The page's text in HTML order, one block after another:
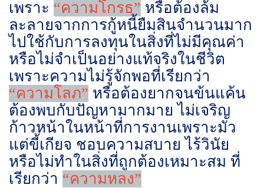
เพราะ “ความโกรธ” หรือต้องล้ม
ละลายจากการกู้หนี้ยืมสินจำนวนมาก
ไปใช้กับการลงทุนในสิ่งที่ไม่มีคุณค่า
หรือไม่จำเป็นอย่างแท้จริงในชีวิต
เพราะความไม่รู้จักพอที่เรียกว่า
“ความโลภ” หรือต้องยากจนข้นแค้น
ต้องพบกับปัญหามากมาย ไม่เจริญ
ก้าวหน้าในหน้าที่การงานเพราะมัว
แต่ขี้เกียจ ชอบความสบาย ไร้วินัย
หรือไม่ทำในสิ่งที่ถูกต้องเหมาะสม ที่
เรียกว่า “ความหลง”